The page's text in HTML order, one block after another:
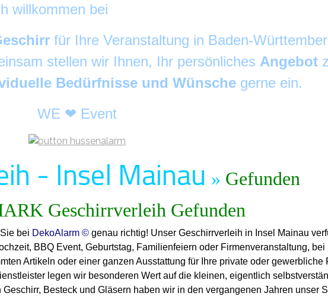
willkommen bei
für Ihre Veranstaltung in Baden-
stellen wir Ihnen, Ihr persönliches Angebot
Bedürfnisse und Wünsche gerne ein.
WE ❤ Event
- Insel Mainau » Gefunden
bei DekoAlarm ©genau richtig! Unser Geschirrverleih in Insel Mainau
BBQ Event, Geburtstag, Familienfeiern oder Firmenveranstaltung,
Artikeln oder einer ganzen Ausstattung für Ihre private oder
legen wir besonderen Wert auf die kleinen, eigentlich
Besteck und Gläsern haben wir in den vergangenen Jahren unser